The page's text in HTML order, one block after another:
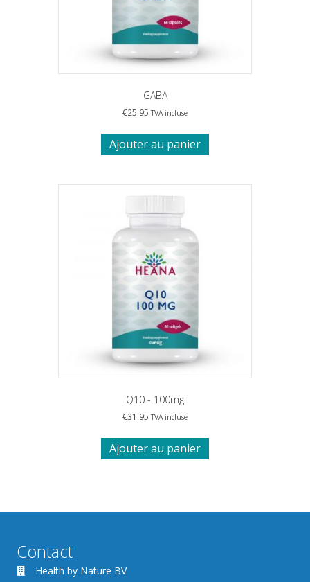
GABA
€25.95 TVA incluse
Ajouter au panier
Q10 - 100mg
€31.95 TVA incluse
Ajouter au panier
Contact
Health by Nature BV